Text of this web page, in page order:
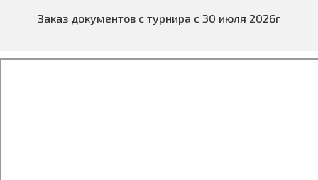
Заказ документов с турнира с 30 июля 2026г